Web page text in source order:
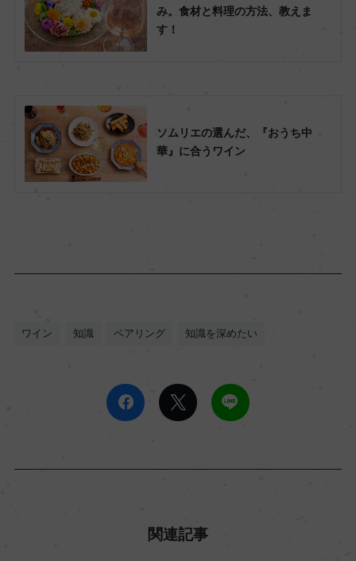
み。食材と料理の方法、教えま
す！
ソムリエの選んだ、『おうち中
華』に合うワイン
ワイン 知識 ペアリング 知識を深めたい
関連記事